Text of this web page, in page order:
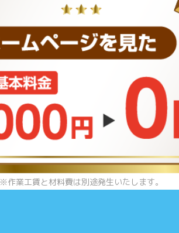
※作業工賃と材料費は別途発生いたします。